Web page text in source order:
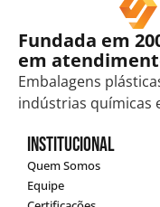
Fundada em
em
Embalagens
indústrias químicas
Institucional
Quem Somos
Equipe